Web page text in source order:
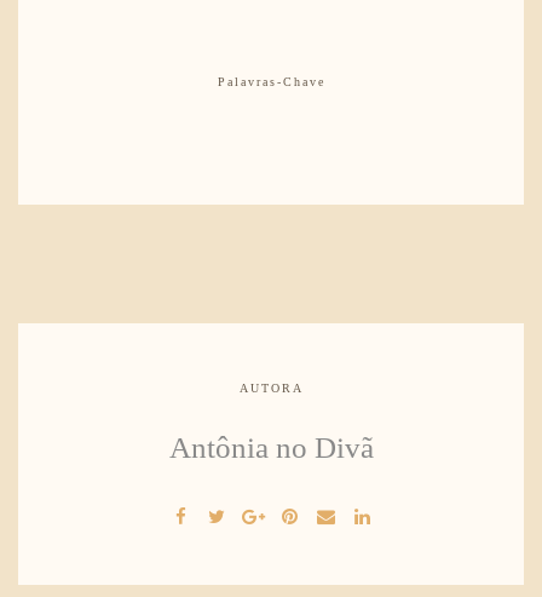
Palavras-Chave
AUTORA
Antônia no Divã